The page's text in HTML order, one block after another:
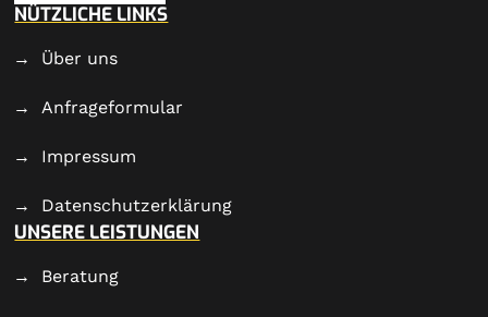
NÜTZLICHE LINKS
Über uns
Anfrageformular
Impressum
Datenschutzerklärung
UNSERE LEISTUNGEN
Beratung